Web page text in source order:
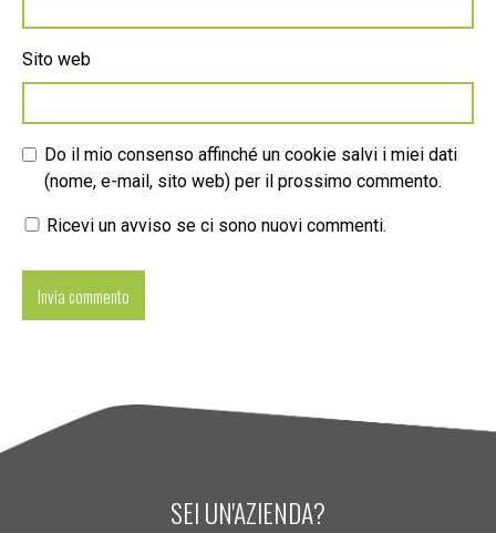
Sito web
Do il mio consenso affinché un cookie salvi i miei dati
(nome, e-mail, sito web) per il prossimo commento.
Ricevi un avviso se ci sono nuovi commenti.
SEI UN'AZIENDA?